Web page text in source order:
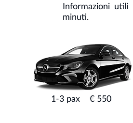
Informazioni
minuti.
1-3 pax € 550